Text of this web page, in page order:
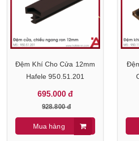
Đệm Khí Cho Cửa 12mm
Hafele 950.51.201
695.000 đ
928.800 đ
Mua hàng